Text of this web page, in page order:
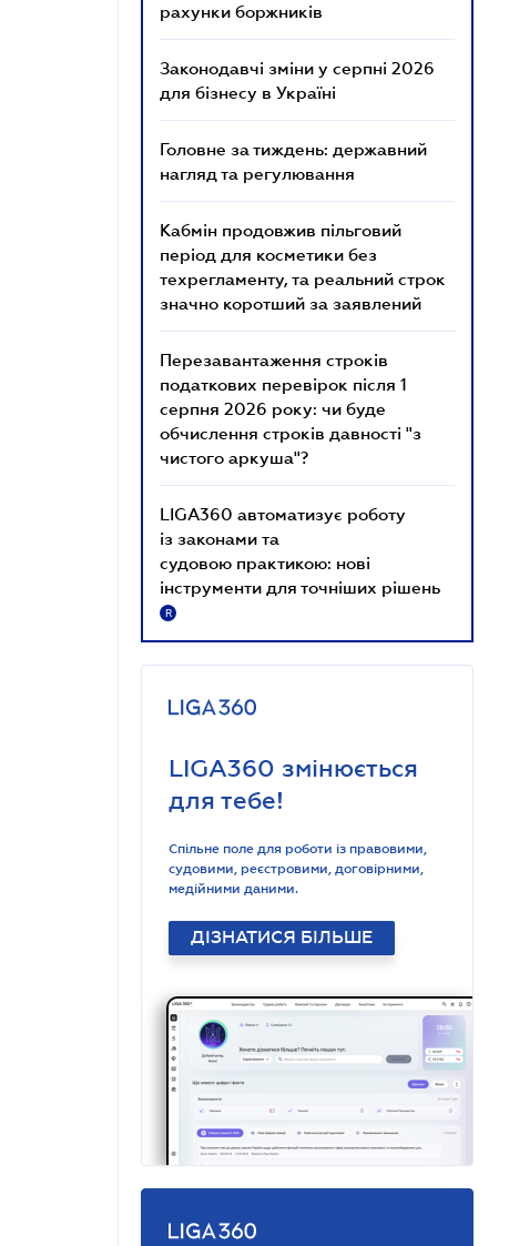
рахунки боржників
Законодавчі зміни у серпні 2026
для бізнесу в Україні
Головне за тиждень: державний
нагляд та регулювання
Кабмін продовжив пільговий
період для косметики без
техрегламенту, та реальний строк
значно коротший за заявлений
Перезавантаження строків
податкових перевірок після 1
серпня 2026 року: чи буде
обчислення строків давності "з
чистого аркуша"?
LIGA360 автоматизує роботу
із законами та
судовою практикою: нові
інструменти для точніших рішень
R
LIGA360 змінюється
для тебе!
Спільне поле для роботи із правовими,
судовими, реєстровими, договірними,
медійними даними.
ДІЗНАТИСЯ БІЛЬШЕ